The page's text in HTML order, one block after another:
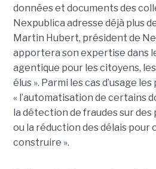
données et documents des
Nexpublica adresse déjà plus
Martin Hubert, président de
apportera son expertise dans
agentique pour les citoyens,
élus ». Parmi les cas d’usage
« l’automatisation de certains
la détection de fraudes sur
ou la réduction des délais pour
construire ».